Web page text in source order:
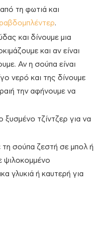
τη φωτιά και
.
και δίνουμε μια
και αν είναι
Αν η σούπα είναι
νερό και της δίνουμε
την αφήνουμε να
τζίντζερ για να
τη σούπα ζεστή σε μπολ ή
ψιλοκομμένο
γλυκιά ή καυτερή για